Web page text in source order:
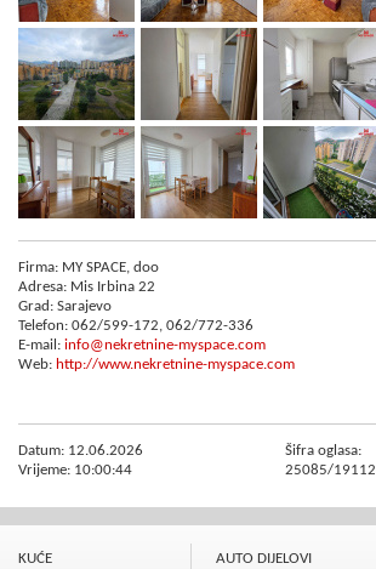
Firma: MY SPACE, doo
Adresa: Mis Irbina 22
Grad: Sarajevo
Telefon: 062/599-172, 062/772-336
E-mail: info@nekretnine-myspace.com
Web: http://www.nekretnine-myspace.com
Datum: 12.06.2026
Vrijeme: 10:00:44
Šifra oglasa:
25085/19112
KUĆE
AUTO DIJELOVI